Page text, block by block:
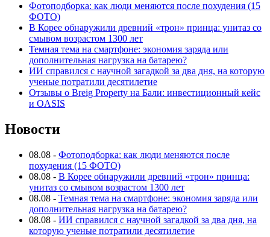
Фотоподборка: как люди меняются после похудения (15
ФОТО)
В Корее обнаружили древний «трон» принца: унитаз со
смывом возрастом 1300 лет
Темная тема на смартфоне: экономия заряда или
дополнительная нагрузка на батарею?
ИИ справился с научной загадкой за два дня, на которую
ученые потратили десятилетие
Отзывы о Breig Property на Бали: инвестиционный кейс
и OASIS
Новости
08.08 - Фотоподборка: как люди меняются после
похудения (15 ФОТО)
08.08 - В Корее обнаружили древний «трон» принца:
унитаз со смывом возрастом 1300 лет
08.08 - Темная тема на смартфоне: экономия заряда или
дополнительная нагрузка на батарею?
08.08 - ИИ справился с научной загадкой за два дня, на
которую ученые потратили десятилетие